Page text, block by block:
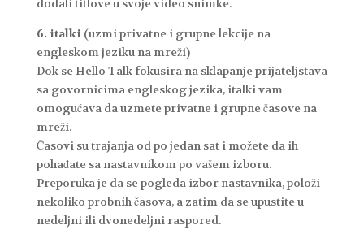
dodali titlove u svoje video snimke.
6. italki (uzmi privatne i grupne lekcije na
engleskom jeziku na mreži)
Dok se Hello Talk fokusira na sklapanje prijateljstava
sa govornicima engleskog jezika, italki vam
omogućava da uzmete privatne i grupne časove na
mreži.
Časovi su trajanja od po jedan sat i možete da ih
pohađate sa nastavnikom po vašem izboru.
Preporuka je da se pogleda izbor nastavnika, položi
nekoliko probnih časova, a zatim da se upustite u
nedeljni ili dvonedeljni raspored.